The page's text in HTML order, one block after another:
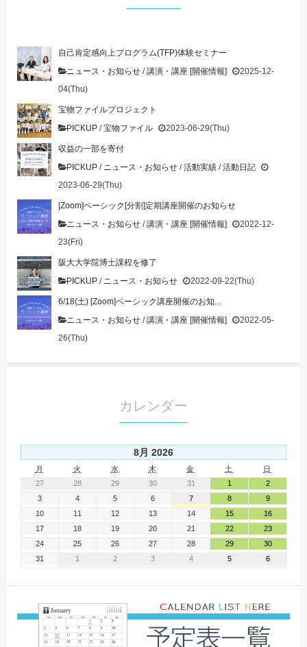
自己肯定感向上プログラム(TFP)体験セミナー
ニュース・お知らせ /講演・講座 [開催情報]
2025-12-
04(Thu)
宝物ファイルプロジェクト
PICKUP /宝物ファイル 2023-06-29(Thu)
収益の一部を寄付
PICKUP / ニュース・お知らせ /活動実績 /活動日記
2023-06-29(Thu)
[Zoom]ベーシック[分割]定期講座開催のお知らせ
ニュース・お知らせ /講演・講座 [開催情報]
2022-12-
23(Fri)
阪大大学院博士課程を修了
PICKUP / ニュース・お知らせ 2022-09-22(Thu)
6/18(土) [Zoom]ベーシック講座開催のお知...
ニュース・お知らせ /講演・講座 [開催情報]
2022-05-
26(Thu)
カレンダー
8月 2026
月 火 水 木 金 土
日
27
28 29 30 31 1
2
3
4 5 6 7 8
9
10
11 12 13 14 15
16
17
18 19 20 21 22
23
24
25 26 27 28 29
30
31
1 2 3 4 5 6